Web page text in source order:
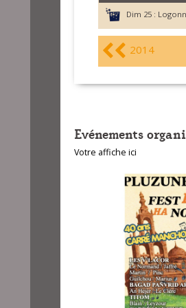
Dim 25 :
2014
Evénements
Votre affiche ici